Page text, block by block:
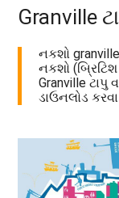
Granville
નકશો
નકશો (બ્રિટિશ
Granville ટાપુ
ડાઉનલોડ કરવા